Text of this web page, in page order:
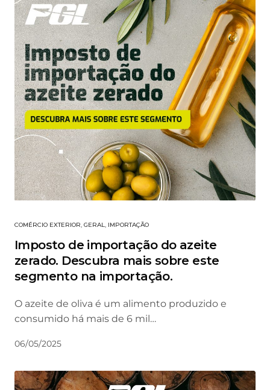
COMÉRCIO EXTERIOR, GERAL, IMPORTAÇÃO
Imposto de importação do azeite
zerado. Descubra mais sobre este
segmento na importação.
O azeite de oliva é um alimento produzido e
consumido há mais de 6 mil…
06/05/2025